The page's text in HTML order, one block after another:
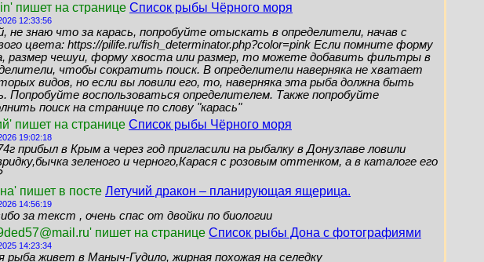
пишет на странице Список рыбы Чёрного моря
12:33:56
не знаю что за карась, попробуйте отыскать в определители, начав с
цвета: https://pilife.ru/fish_determinator.php?color=pink Если помните форму
размер чешуи, форму хвоста или размер, то можете добавить фильтры в
чтобы сократить поиск. В определители наверняка не хватает
видов, но если вы ловили его, то, наверняка эта рыба должна быть
Попробуйте воспользоваться определителем. Также попробуйте
поиск на странице по слову "карась"
пишет на странице Список рыбы Чёрного моря
19:02:18
прибыл в Крым а через год пригласили на рыбалку в Донузлаве ловили
зеленого и черного,Карася с розовым оттенком, а в каталоге его
пишет в посте Летучий дракон – планирующая ящерица.
14:56:19
за текст , очень спас от двойки по биологии
пишет на странице Список рыбы Дона с фотографиями
14:23:34
рыба живет в Маныч-Гудило, жирная похожая на селедку